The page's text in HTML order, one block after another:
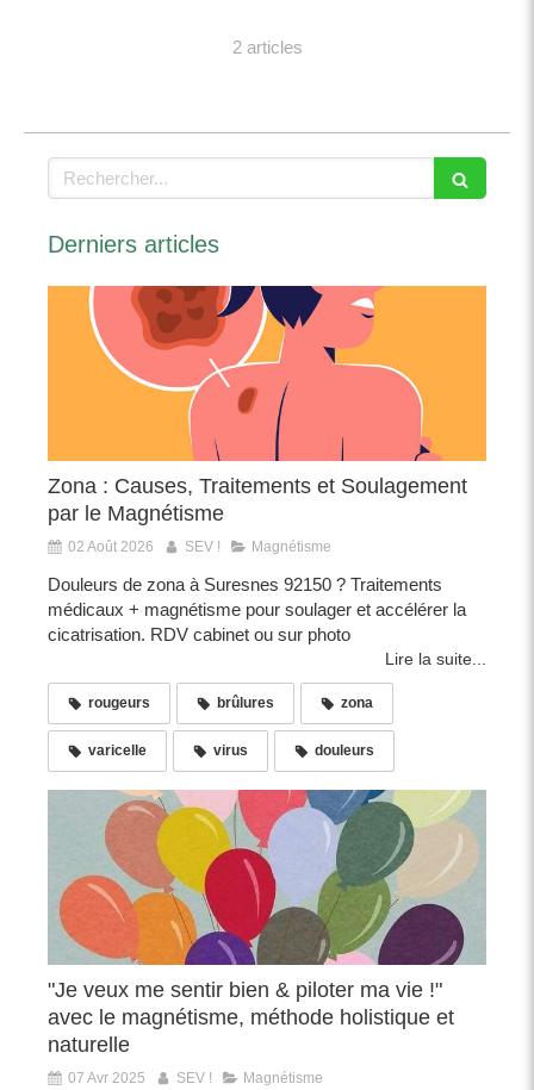
2 articles
Rechercher
Derniers articles
Zona : Causes, Traitements et Soulagement
par le Magnétisme
02 Août 2026 SEV ! Magnétisme
Douleurs de zona à Suresnes 92150 ? Traitements
médicaux + magnétisme pour soulager et accélérer la
cicatrisation. RDV cabinet ou sur photo
Lire la suite...
rougeurs brûlures zona
varicelle virus douleurs
"Je veux me sentir bien & piloter ma vie !"
avec le magnétisme, méthode holistique et
naturelle
07 Avr 2025 SEV ! Magnétisme